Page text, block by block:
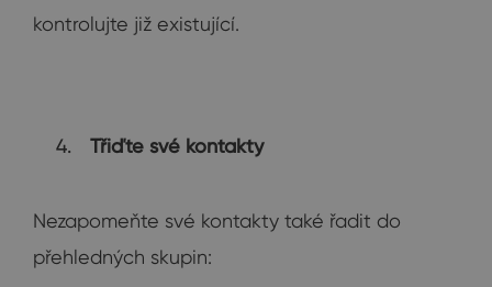
kontrolujte již existující.
Třiďte své kontakty
Nezapomeňte své kontakty také řadit do
přehledných skupin: